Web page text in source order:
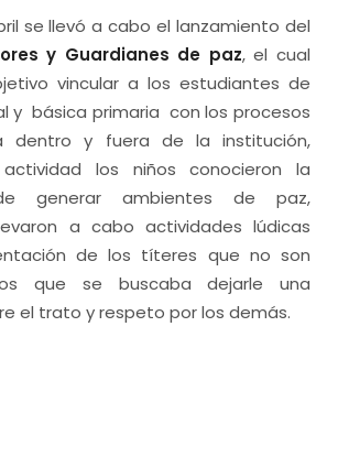
se llevó a cabo el lanzamiento del
y Guardianes de paz, el cual
vincular a los estudiantes de
y básica primaria con los procesos
dentro y fuera de la institución,
los niños conocieron la
generar ambientes de paz,
a cabo actividades lúdicas
de los títeres que no son
que se buscaba dejarle una
el trato y respeto por los demás.